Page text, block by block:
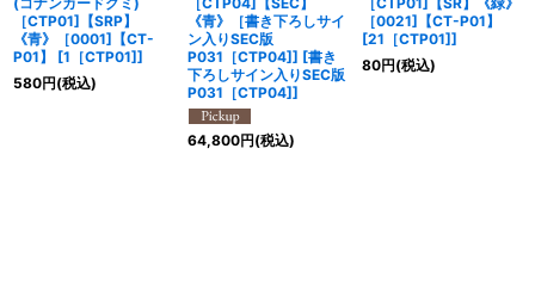
［CTP01]【SRP】
《青》［0001]【CT-
P01】
[1［CTP01]]
580円(税込)
《青》［書き下ろしサイ
ン入りSEC版
P031［CTP04]] [書き
下ろしサイン入りSEC版
P031［CTP04]]
64,800円(税込)
［0021]【CT-P01】
[21［CTP01]]
80円(税込)